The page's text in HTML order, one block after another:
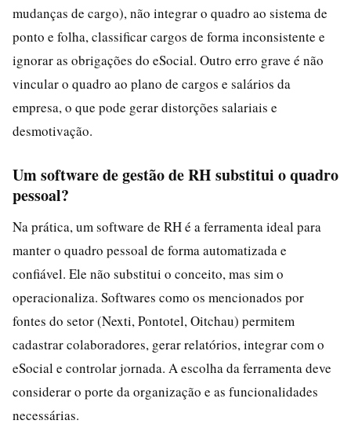
mudanças de cargo), não integrar o quadro ao sistema de
ponto e folha, classificar cargos de forma inconsistente e
ignorar as obrigações do eSocial. Outro erro grave é não
vincular o quadro ao plano de cargos e salários da
empresa, o que pode gerar distorções salariais e
desmotivação.
Um software de gestão de RH substitui o quadro
pessoal?
Na prática, um software de RH é a ferramenta ideal para
manter o quadro pessoal de forma automatizada e
confiável. Ele não substitui o conceito, mas sim o
operacionaliza. Softwares como os mencionados por
fontes do setor (Nexti, Pontotel, Oitchau) permitem
cadastrar colaboradores, gerar relatórios, integrar com o
eSocial e controlar jornada. A escolha da ferramenta deve
considerar o porte da organização e as funcionalidades
necessárias.